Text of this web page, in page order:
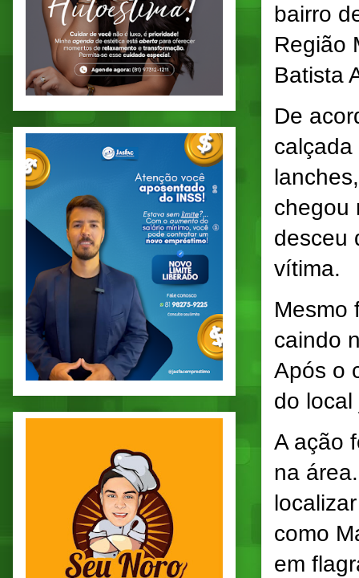
bairro
Região
Batista
De
chegou
desceu
vítima.
Mesmo
caindo
Após o
do
A ação
na
como
em